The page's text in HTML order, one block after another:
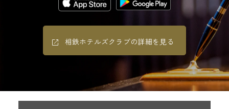
相鉄ホテルズクラブの詳細を見る